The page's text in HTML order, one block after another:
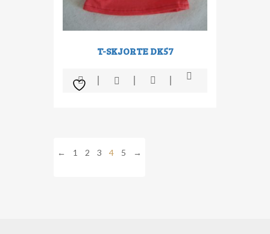
T-SKJORTE DK57
← 1 2 3 4 5 →